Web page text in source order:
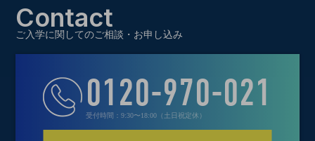
Contact
ご入学に関してのご相談・お申し込み
0120-970-021
受付時間：9:30〜18:00（土日祝定休）